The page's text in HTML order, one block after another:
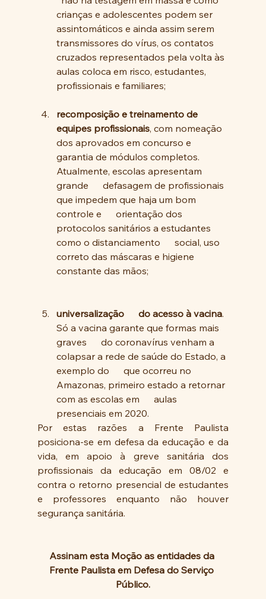
crianças e adolescentes podem ser
assintomáticos e ainda assim serem
transmissores do vírus, os contatos
cruzados representados pela volta às
aulas coloca em risco, estudantes,
profissionais e familiares;
recomposição e treinamento de
equipes profissionais, com nomeação
dos aprovados em concurso e
garantia de módulos completos.
Atualmente, escolas apresentam
grande      defasagem de profissionais
que impedem que haja um bom
controle e      orientação dos
protocolos sanitários a estudantes
como o distanciamento      social, uso
correto das máscaras e higiene
constante das mãos;
universalização      do acesso à vacina.
Só a vacina garante que formas mais
graves      do coronavírus venham a
colapsar a rede de saúde do Estado, a
exemplo do      que ocorreu no
Amazonas, primeiro estado a retornar
com as escolas em      aulas
presenciais em 2020.
Por estas razões a Frente Paulista
posiciona-se em defesa da educação e da
vida, em apoio à greve sanitária dos
profissionais da educação em 08/02 e
contra o retorno presencial de estudantes
e professores enquanto não houver
segurança sanitária.
Assinam esta Moção as entidades da
Frente Paulista em Defesa do Serviço
Público.